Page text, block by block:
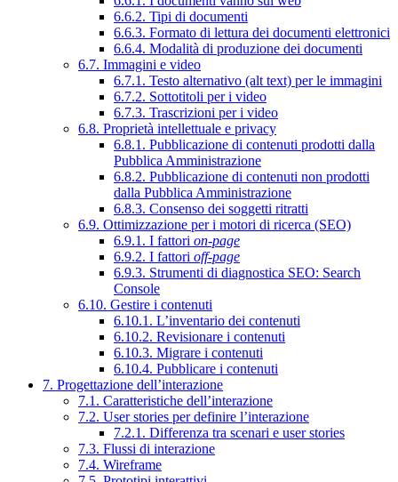
6.6.2. Tipi di documenti
6.6.3. Formato di lettura dei documenti elettronici
6.6.4. Modalità di produzione dei documenti
6.7. Immagini e video
6.7.1. Testo alternativo (alt text) per le immagini
6.7.2. Sottotitoli per i video
6.7.3. Trascrizioni per i video
6.8. Proprietà intellettuale e privacy
6.8.1. Pubblicazione di contenuti prodotti dalla
Pubblica Amministrazione
6.8.2. Pubblicazione di contenuti non prodotti
dalla Pubblica Amministrazione
6.8.3. Consenso dei soggetti ritratti
6.9. Ottimizzazione per i motori di ricerca (SEO)
6.9.1. I fattori on-page
6.9.2. I fattori off-page
6.9.3. Strumenti di diagnostica SEO: Search
Console
6.10. Gestire i contenuti
6.10.1. L’inventario dei contenuti
6.10.2. Revisionare i contenuti
6.10.3. Migrare i contenuti
6.10.4. Pubblicare i contenuti
7. Progettazione dell’interazione
7.1. Caratteristiche dell’interazione
7.2. User stories per definire l’interazione
7.2.1. Differenza tra scenari e user stories
7.3. Flussi di interazione
7.4. Wireframe